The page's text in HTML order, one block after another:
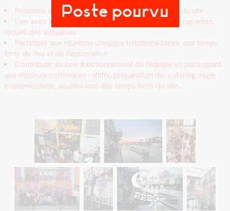
Poste pourvu
Présence aux réu­nions et moments clés de la vie du site
Lien avec les accueils de jour et les struc­tures occu­pantes,
recueil des actu­al­ités
Par­ticiper aux réu­nions d’équipe heb­do­madaires, aux temps
forts du lieu et de l’association
Con­tribuer au bon fonc­tion­nement de l’équipe en par­tic­i­pant
aux mis­sions com­munes : shifts, pré­pa­ra­tion du cater­ing, régie
événe­men­tielle, sou­tien lors des temps forts du site…